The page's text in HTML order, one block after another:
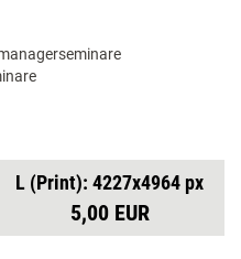
L (Print): 4227x4964 px
5,00 EUR